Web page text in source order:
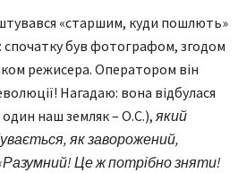
«старшим, куди пошлють»
спочатку був фотографом, згодом
режисера. Оператором він
Нагадаю: вона відбулася
наш земляк – О.С.), який
як заворожений,
Це ж потрібно зняти!